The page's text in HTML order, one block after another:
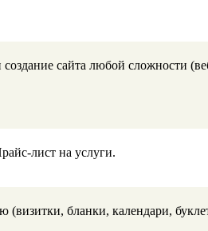
сайта любой сложности
лист на услуги.
бланки, календари,